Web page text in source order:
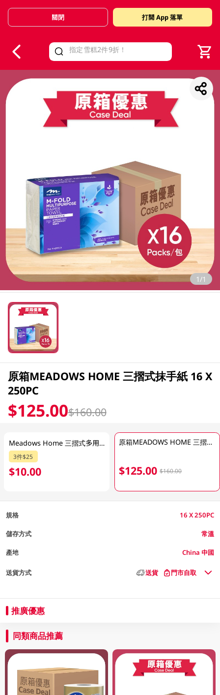
Valid Until 30 June 2026
關閉 打開 App 落單
1/1
原箱MEADOWS HOME 三摺式抹手紙 16 X
250PC
$125.00$160.00
Meadows Home 三摺式多用途抹手紙 250PC
3件$25
$10.00
原箱MEADOWS HOME 三摺式抹手紙 16 X 250PC
$125.00 $160.00
規格 16 X 250PC
儲存方式 常溫
產地 China 中國
送貨方式 送貨 門市自取
推廣優惠
同類商品推薦